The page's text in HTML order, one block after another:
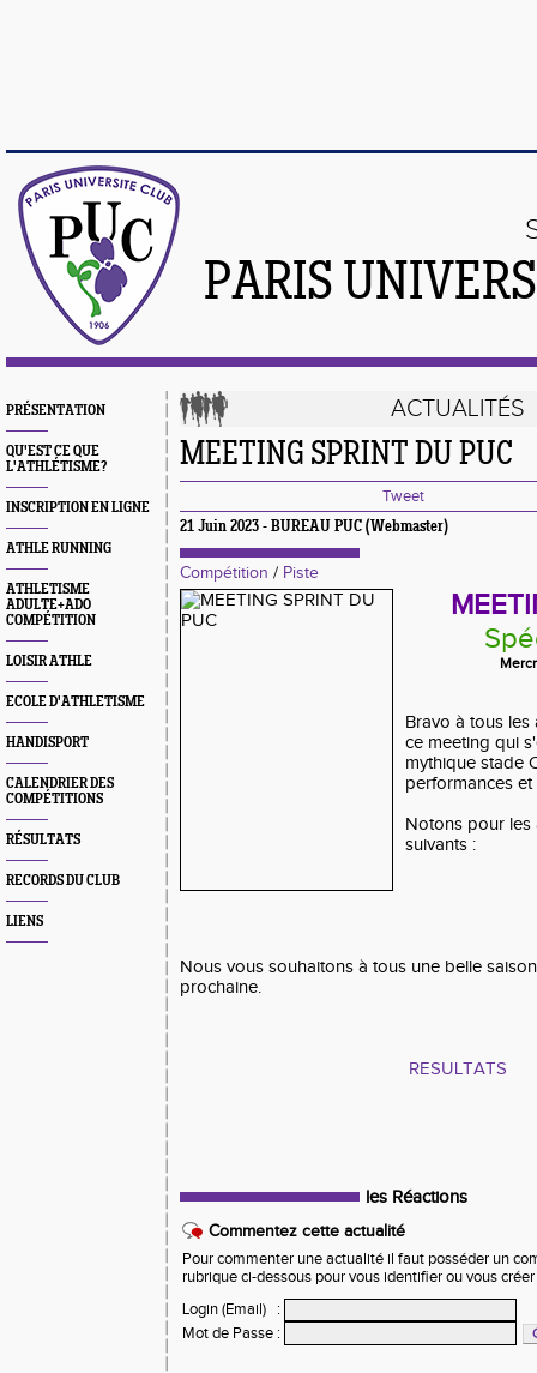
PARIS
PRÉSENTATION
QU'EST CE QUE
L'ATHLÉTISME?
INSCRIPTION EN LIGNE
ATHLE RUNNING
ATHLETISME
ADULTE+ADO
COMPÉTITION
LOISIR ATHLE
ECOLE D'ATHLETISME
HANDISPORT
CALENDRIER DES
COMPÉTITIONS
RÉSULTATS
RECORDS DU CLUB
LIENS
ACTUALITÉS
MEETING SPRINT DU PUC
Tweet
21 Juin 2023 - BUREAU PUC (Webmaster)
Compétition / Piste
Bravo à tous les
ce meeting qui
mythique stade
performances
Notons pour les
suivants :
Nous vous souhaitons à tous une belle
prochaine.
RESULTATS
les Réactions
Commentez cette actualité
Pour commenter une actualité il faut posséder un
rubrique ci-dessous pour vous identifier ou vous
Login (Email)
:
Mot de Passe :